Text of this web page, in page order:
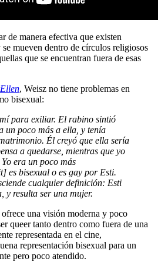
de manera efectiva que existen
mueven dentro de círculos religiosos
que se encuentran fuera de esas
, Weisz no tiene problemas en
bisexual:
para exiliar. El rabino sintió
un poco más a ella, y tenía
Él creyó que ella sería
a quedarse, mientras que yo
era un poco más
es bisexual o es gay por Esti.
cualquier definición: Esti
y resulta ser una mujer.
ofrece una visión moderna y poco
queer tanto dentro como fuera de una
representada en el cine,
representación bisexual para un
pero poco atendido.